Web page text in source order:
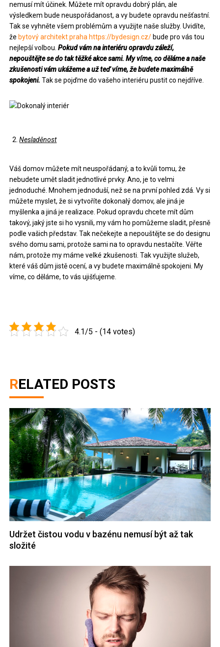
nemusí mít účinek. Můžete mít opravdu dobrý plán, ale
výsledkem bude neuspořádanost, a vy budete opravdu nešťastní.
Tak se vyhněte všem problémům a využijte naše služby. Uvidíte,
že bytový architekt praha https://bydesign.cz/ bude pro vás tou
nejlepší volbou. Pokud vám na interiéru opravdu záleží,
nepouštějte se do tak těžké akce sami. My víme, co děláme a naše
zkušenosti vám ukážeme a už teď víme, že budete maximálně
spokojeni. Tak se pojďme do vašeho interiéru pustit co nejdříve.
Nesladěnost
Váš domov můžete mít neuspořádaný, a to kvůli tomu, že
nebudete umět sladit jednotlivé prvky. Ano, je to velmi
jednoduché. Mnohem jednoduší, než se na první pohled zdá. Vy si
můžete myslet, že si vytvoříte dokonalý domov, ale jiná je
myšlenka a jiná je realizace. Pokud opravdu chcete mít dům
takový, jaký jste si ho vysnili, my vám ho pomůžeme sladit, přesně
podle vašich představ. Tak nečekejte a nepouštějte se do designu
svého domu sami, protože sami na to opravdu nestačíte. Věřte
nám, protože my máme velké zkušenosti. Tak využijte služeb,
které váš dům jistě ocení, a vy budete maximálně spokojeni. My
víme, co děláme, to vás ujišťujeme.
4.1/5 - (14 votes)
RELATED POSTS
Udržet čistou vodu v bazénu nemusí být až tak
složité